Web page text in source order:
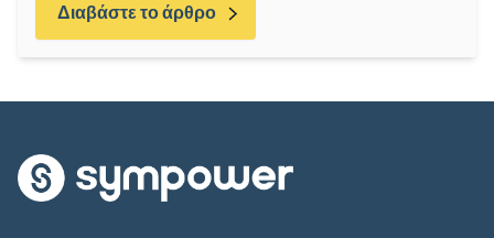
Διαβάστε το άρθρο